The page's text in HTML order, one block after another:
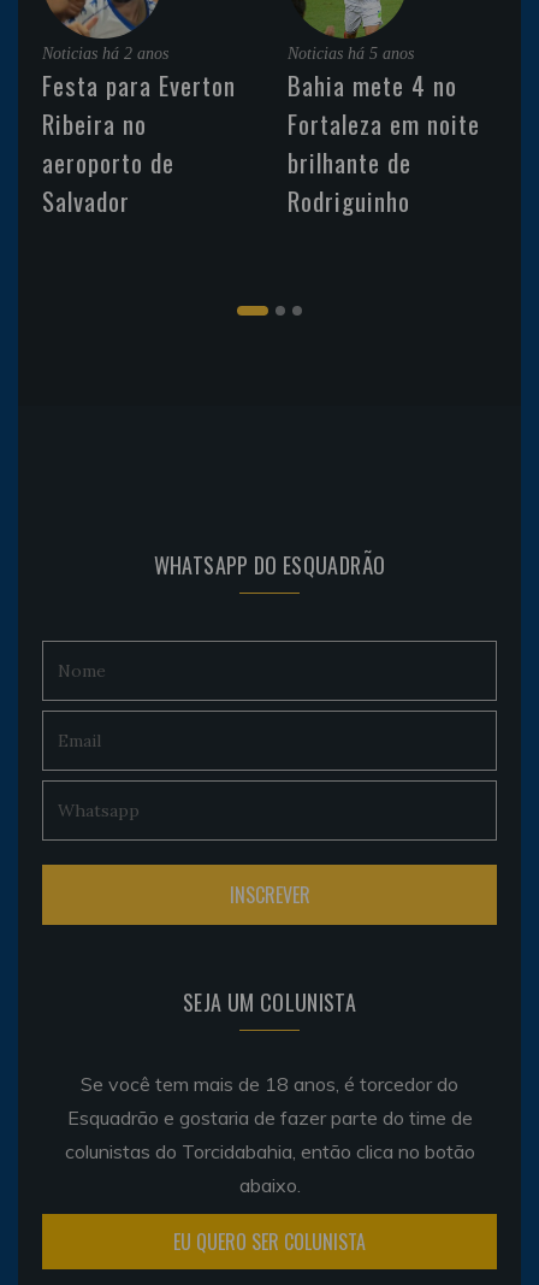
Noticias há 2 anos
Festa para Everton
Ribeira no
aeroporto de
Salvador
Noticias há 5 anos
Bahia mete 4 no
Fortaleza em noite
brilhante de
Rodriguinho
WHATSAPP DO ESQUADRÃO
SEJA UM COLUNISTA
Se você tem mais de 18 anos, é torcedor do
Esquadrão e gostaria de fazer parte do time de
colunistas do Torcidabahia, então clica no botão
abaixo.
EU QUERO SER COLUNISTA